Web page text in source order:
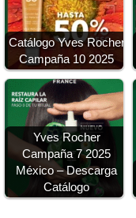
Catálogo Yves Rocher
Campaña 10 2025
Yves Rocher
Campaña 7 2025
México – Descarga
Catálogo